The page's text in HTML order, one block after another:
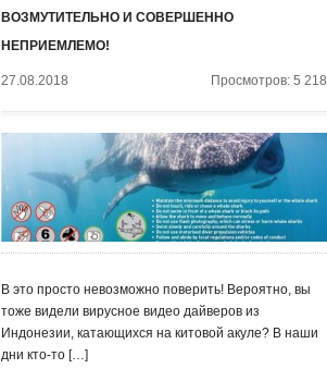
ВОЗМУТИТЕЛЬНО И СОВЕРШЕННО
НЕПРИЕМЛЕМО!
27.08.2018 Просмотров: 5 218
В это просто невозможно поверить! Вероятно, вы
тоже видели вирусное видео дайверов из
Индонезии, катающихся на китовой акуле? В наши
дни кто-то […]